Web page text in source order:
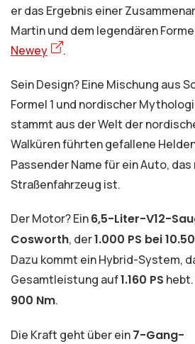
er das Ergebnis einer
Martin und dem legendären
Newey
.
Sein Design? Eine Mischung aus
Formel 1 und nordischer
stammt aus der Welt der
Walküren führten gefallene
Passender Name für ein Auto, das
Straßenfahrzeug ist.
Der Motor? Ein6,5-Liter-V12-
Cosworth, der1.000 PS bei
Dazu kommt ein Hybrid-System,
Gesamtleistung auf1.160 PS
900 Nm.
Die Kraft geht über ein7-Gang-